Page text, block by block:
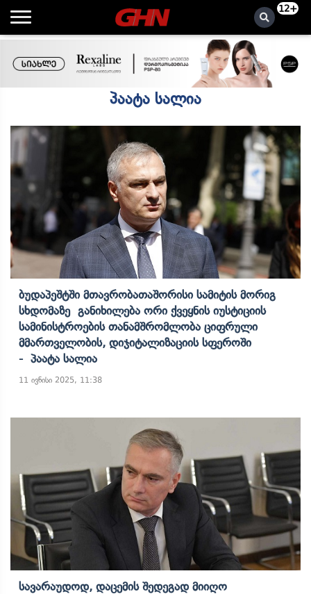
12+
პაატა სალია
Ბუდაპეშტში Მთავრობათაშორისი Სამიტის Მორიგ
Სხდომაზე Განიხილება Ორი Ქვეყნის Იუსტიციის
Სამინისტროების Თანამშრომლობა Ციფრული
Მმართველობის, Დიჯიტალიზაციის Სფეროში
- Პაატა Სალია
11 ივნისი 2025, 11:38
Სავარაუდოდ, Დაცემის Შედეგად Მიიღო